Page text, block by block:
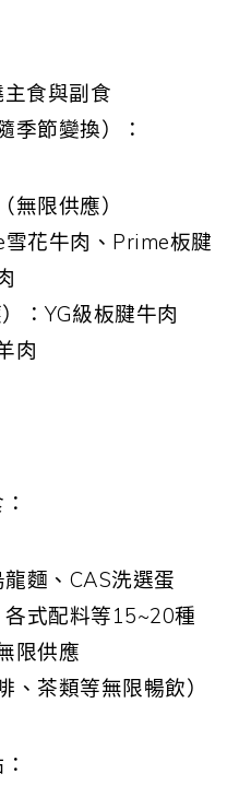
食與副食
季節變換）：
無限供應）
花牛肉、Prime板腱
：YG級板腱牛肉
肉
麵、CAS洗選蛋
式配料等15~20種
限供應
、茶類等無限暢飲）